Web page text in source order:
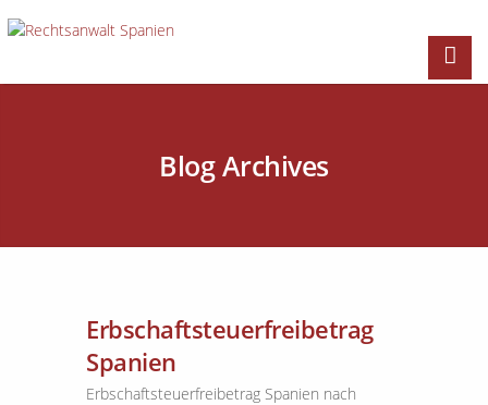
Blog Archives
Erbschaftsteuerfreibetrag
Spanien
Erbschaftsteuerfreibetrag Spanien nach